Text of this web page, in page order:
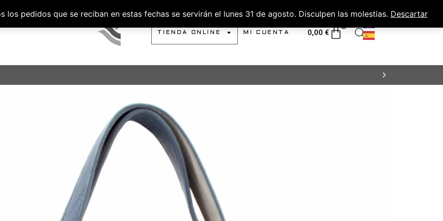
pedidos que se reciban en estas fechas se servirán el lunes 31 de agosto. Disculpen las molestias. Descartar
TIENDA ONLINE MI CUENTA 0,00 €